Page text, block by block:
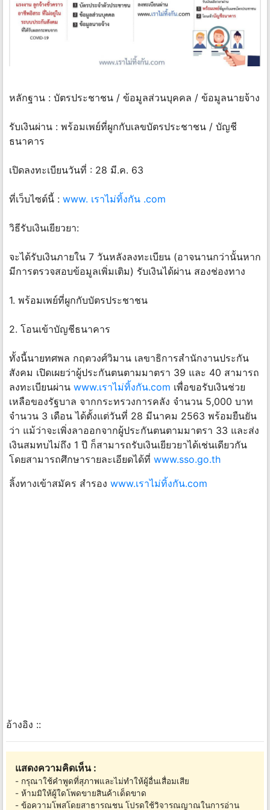
หลักฐาน : บัตรประชาชน / ข้อมูลส่วนบุคคล / ข้อมูลนายจ้าง
รับเงินผ่าน : พร้อมเพย์ที่ผูกกับเลขบัตรประชาชน / บัญชี
ธนาคาร
เปิดลงทะเบียนวันที่ : 28 มี.ค. 63
ที่เว็บไซต์นี้ : www. เราไม่ทิ้งกัน .com
วิธีรับเงินเยียวยา:
จะได้รับเงินภายใน 7 วันหลังลงทะเบียน (อาจนานกว่านั้นหาก
มีการตรวจสอบข้อมูลเพิ่มเติม) รับเงินได้ผ่าน สองช่องทาง
1. พร้อมเพย์ที่ผูกกับบัตรประชาชน
2. โอนเข้าบัญชีธนาคาร
ทั้งนี้นายทศพล กฤตวงศ์วิมาน เลขาธิการสำนักงานประกัน
สังคม เปิดเผยว่าผู้ประกันตนตามมาตรา 39 และ 40 สามารถ
ลงทะเบียนผ่าน www.เราไม่ทิ้งกัน.com เพื่อขอรับเงินช่วย
เหลือของรัฐบาล จากกระทรวงการคลัง จำนวน 5,000 บาท
จำนวน 3 เดือน ได้ตั้งแต่วันที่ 28 มีนาคม 2563 พร้อมยืนยัน
ว่า แม้ว่าจะเพิ่งลาออกจากผู้ประกันตนตามมาตรา 33 และส่ง
เงินสมทบไม่ถึง 1 ปี ก็สามารถรับเงินเยียวยาได้เช่นเดียวกัน
โดยสามารถศึกษารายละเอียดได้ที่ www.sso.go.th
ลิ้งทางเข้าสมัคร สำรอง www.เราไม่ทิ้งกัน.com
อ้างอิง ::
แสดงความคิดเห็น :
- กรุณาใช้คำพูดที่สุภาพและไม่ทำให้ผู้อื่นเสื่อมเสีย
- ห้ามมิให้ผู้ใดโพดขายสินค้าเด็ดขาด
- ข้อความโพสโดยสาธารณชน โปรดใช้วิจารณญาณในการอ่าน